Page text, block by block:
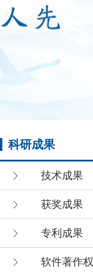
科研成果
技术成果
获奖成果
专利成果
软件著作权